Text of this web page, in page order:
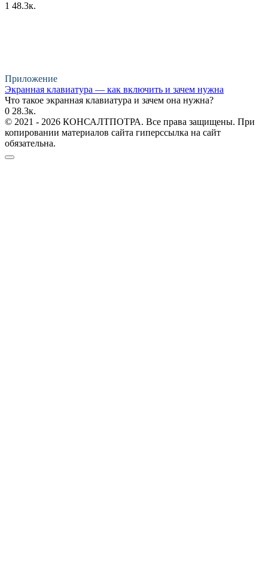
1 48.3к.
Приложение
Экранная клавиатура — как включить и зачем нужна
Что такое экранная клавиатура и зачем она нужна?
0 28.3к.
© 2021 - 2026 КОНСАЛТПОТРА. Все права защищены. При
копировании материалов сайта гиперссылка на сайт
обязательна.